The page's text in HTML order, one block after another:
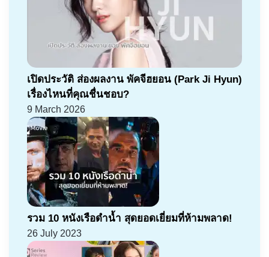
เปิดประวัติ ส่องผลงาน พัคจีฮยอน (Park Ji Hyun)
เรื่องไหนที่คุณชื่นชอบ?
9 March 2026
รวม 10 หนังเรือดำน้ำ สุดยอดเยี่ยมที่ห้ามพลาด!
26 July 2023